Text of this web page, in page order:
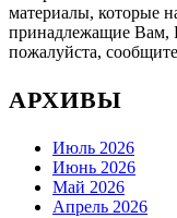
материалы, которые
принадлежащие Вам,
пожалуйста,
АРХИВЫ
Июль 2026
Июнь 2026
Май 2026
Апрель 2026